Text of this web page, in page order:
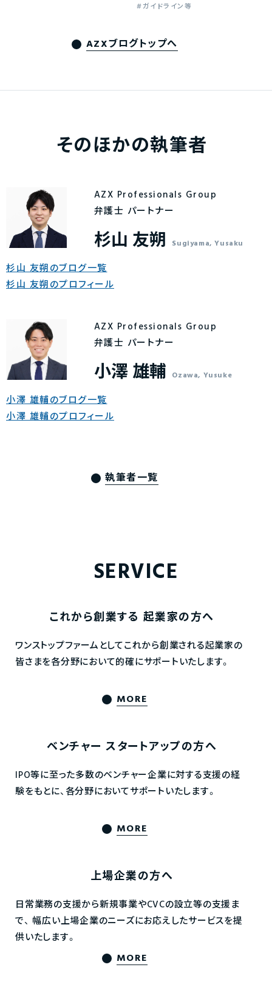
ガイドライン等
AZXブログトップへ
そのほかの執筆者
AZX Professionals Group
弁護士 パートナー
杉山 友朔 Sugiyama, Yusaku
杉山 友朔のブログ一覧
杉山 友朔のプロフィール
AZX Professionals Group
弁護士 パートナー
小澤 雄輔 Ozawa, Yusuke
小澤 雄輔のブログ一覧
小澤 雄輔のプロフィール
執筆者一覧
SERVICE
これから創業する 起業家の方へ
ワンストップファームとしてこれから創業される起業家の
皆さまを各分野において的確にサポートいたします。
MORE
ベンチャー スタートアップの方へ
IPO等に至った多数のベンチャー企業に対する支援の経
験をもとに、各分野においてサポートいたします。
MORE
上場企業の方へ
日常業務の支援から新規事業やCVCの設立等の支援ま
で、 幅広い上場企業のニーズにお応えしたサービスを提
供いたします。
MORE